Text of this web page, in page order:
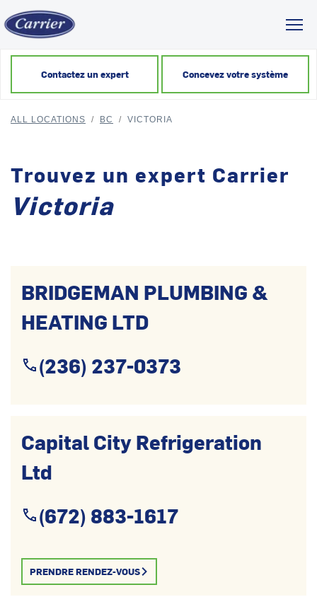
Contactez un expert Concevez votre système
ALL LOCATIONS / BC / VICTORIA
Trouvez un expert Carrier
Victoria
BRIDGEMAN PLUMBING &
HEATING LTD
(236) 237-0373
Capital City Refrigeration
Ltd
(672) 883-1617
PRENDRE RENDEZ-VOUS